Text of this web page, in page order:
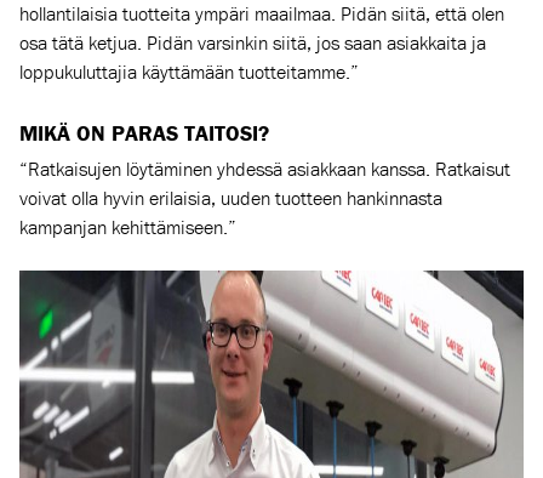
hollantilaisia tuotteita ympäri maailmaa. Pidän siitä, että olen
osa tätä ketjua. Pidän varsinkin siitä, jos saan asiakkaita ja
loppukuluttajia käyttämään tuotteitamme.”
MIKÄ ON PARAS TAITOSI?
“Ratkaisujen löytäminen yhdessä asiakkaan kanssa. Ratkaisut
voivat olla hyvin erilaisia, uuden tuotteen hankinnasta
kampanjan kehittämiseen.”